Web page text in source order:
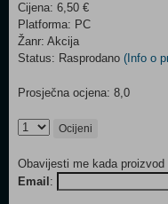
Cijena: 6,50 €
Platforma: PC
Žanr: Akcija
Status: Rasprodano (Info o
Prosječna ocjena: 8,0
Ocijeni
Obavijesti me kada proizvod
Email :